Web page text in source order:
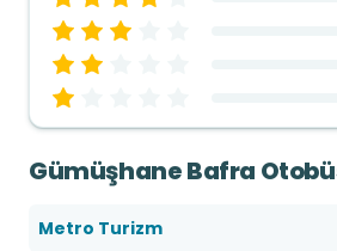
Gümüşhane Bafra
Metro Turizm